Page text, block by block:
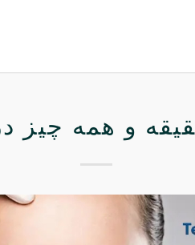
و همه چیز